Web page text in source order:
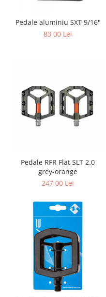
Pedale aluminiu SXT 9/16"
83,00 Lei
Pedale RFR Flat SLT 2.0
grey-orange
247,00 Lei